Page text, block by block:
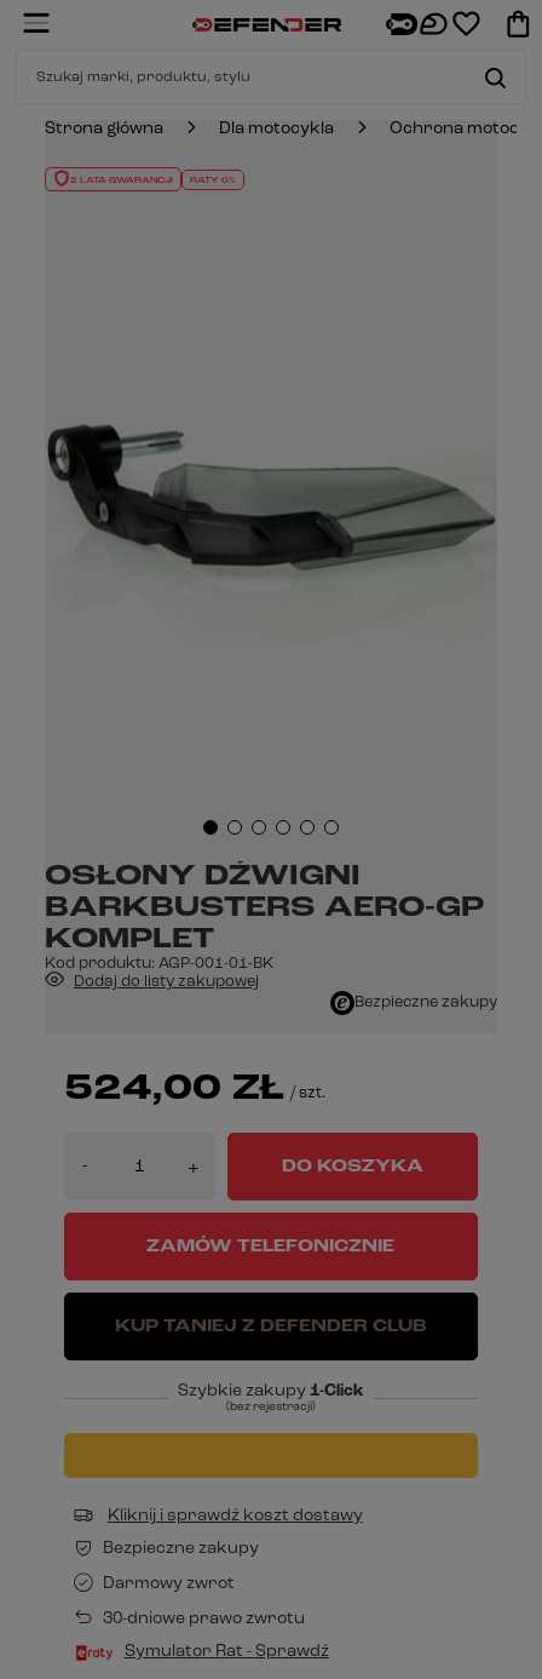
Strona główna Dla motocykla Ochrona
2 LATA GWARANCJI RATY 0%
OSŁONY DŹWIGNI
BARKBUSTERS AERO-GP
KOMPLET
Kod produktu: AGP-001-01-BK
Dodaj do listy zakupowej
Bezpieczne zakupy
524,00 ZŁ / szt.
- + DO KOSZYKA
ZAMÓW TELEFONICZNIE
KUP TANIEJ Z DEFENDER CLUB
Szybkie zakupy 1-Click
(bez rejestracji)
Kliknij i sprawdź koszt dostawy
Bezpieczne zakupy
Darmowy zwrot
30-dniowe prawo zwrotu
Symulator Rat - Sprawdź